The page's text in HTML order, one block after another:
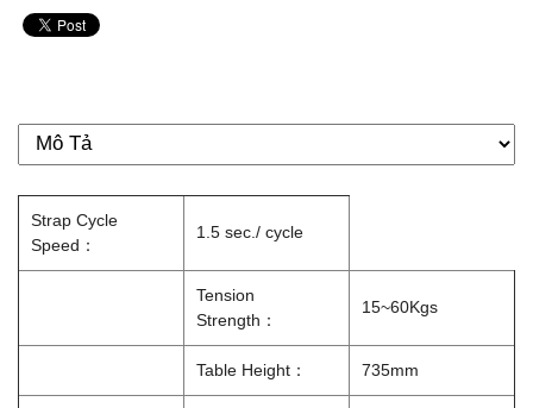
Strap Cycle
Speed：
1.5 sec./ cycle
Tension
Strength：
15~60Kgs
Table Height： 735mm